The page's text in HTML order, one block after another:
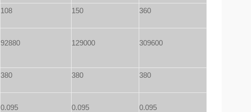
108 150 360
92880 129000 309600
380 380 380
0.095 0.095 0.095